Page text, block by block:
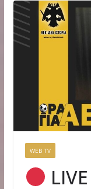
WEB TV